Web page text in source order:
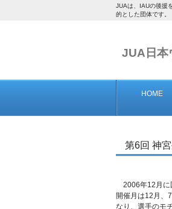
JUAは、IAUの後援
的とした団体です。
JUA日本
HOME
第6回 神
2006年12月に
開催月は12月、
なり、選手のモ